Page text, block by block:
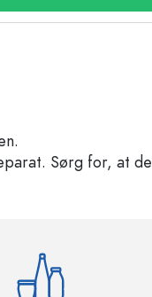
Sørg for, at